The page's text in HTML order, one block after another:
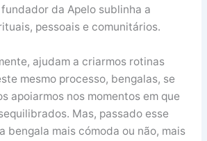
da Apelo sublinha a
pessoais e comunitários.
ajudam a criarmos rotinas
mesmo processo, bengalas, se
apoiarmos nos momentos em que
Mas, passado esse
bengala mais cómoda ou não, mais